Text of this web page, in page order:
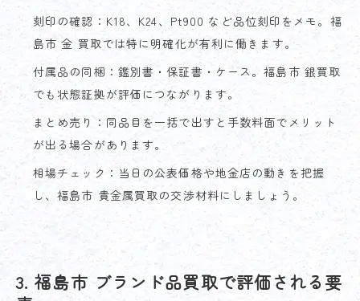
刻印の確認：K18、K24、Pt900 など品位刻印をメモ。福
島市 金 買取では特に明確化が有利に働きます。
付属品の同梱：鑑別書・保証書・ケース。福島市 銀買取
でも状態証拠が評価につながります。
まとめ売り：同品目を一括で出すと手数料面でメリット
が出る場合があります。
相場チェック：当日の公表価格や地金店の動きを把握
し、福島市 貴金属買取の交渉材料にしましょう。
3. 福島市 ブランド品買取で評価される要